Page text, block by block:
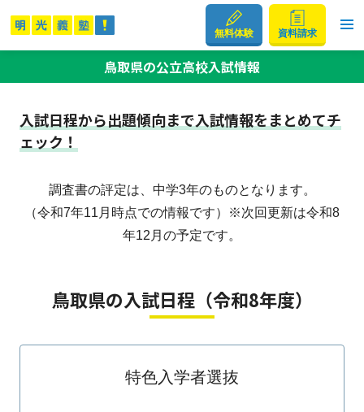
無料体験 資料請求
鳥取県の公立高校入試情報
入試日程から出題傾向まで入試情報をまとめてチ
ェック！
調査書の評定は、中学3年のものとなります。
（令和7年11月時点での情報です）※次回更新は令和8
年12月の予定です。
鳥取県の入試日程（令和8年度）
特色入学者選抜